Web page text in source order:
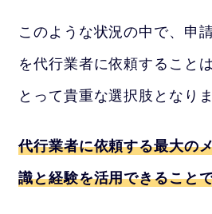
このような状況の中で、申
を代行業者に依頼すること
とって貴重な選択肢となりま
代行業者に依頼する最大の
識と経験を活用できること